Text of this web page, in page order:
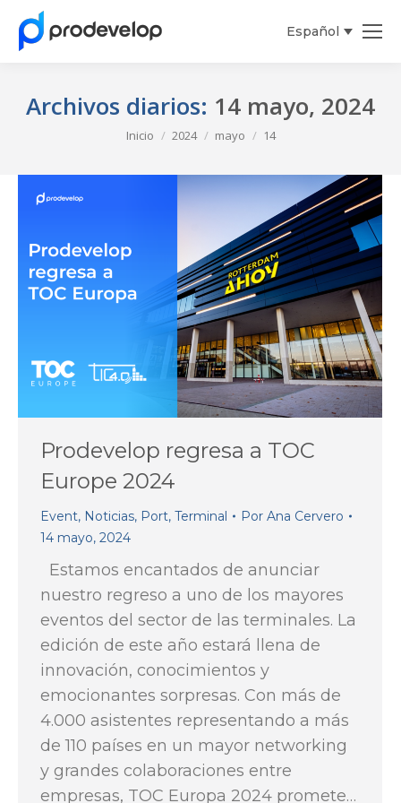
Español
Archivos diarios: 14 mayo, 2024
Inicio 2024 mayo 14
Prodevelop regresa a TOC
Europe 2024
Event, Noticias, Port, Terminal Por Ana Cervero
14 mayo, 2024
Estamos encantados de anunciar
nuestro regreso a uno de los mayores
eventos del sector de las terminales. La
edición de este año estará llena de
innovación, conocimientos y
emocionantes sorpresas. Con más de
4.000 asistentes representando a más
de 110 países en un mayor networking
y grandes colaboraciones entre
empresas, TOC Europa 2024 promete…